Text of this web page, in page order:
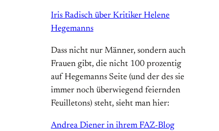
Iris Radisch über Kritiker Helene
Hegemanns
Dass nicht nur Männer, sondern auch
Frauen gibt, die nicht 100 prozentig
auf Hegemanns Seite (und der des sie
immer noch überwiegend feiernden
Feuilletons) steht, sieht man hier:
Andrea Diener in ihrem FAZ-Blog